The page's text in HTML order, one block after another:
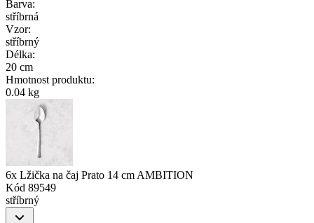
Barva:
stříbrná
Vzor:
stříbrný
Délka:
20 cm
Hmotnost produktu:
0.04 kg
6x Lžička na čaj Prato 14 cm AMBITION
Kód 89549
stříbrný